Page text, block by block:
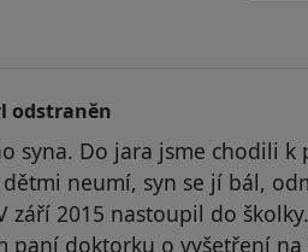
odstraněn
syna. Do jara jsme chodili k
neumí, syn se jí bál,
září 2015 nastoupil do
paní doktorku o vyšetření